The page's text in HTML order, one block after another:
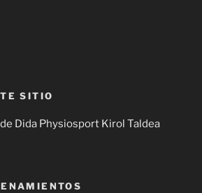
SITIO
Dida Physiosport Kirol Taldea